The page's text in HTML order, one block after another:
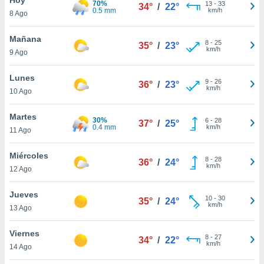
y
en
más
de
8 Ago
70%
0.5 mm
34° / 22° 13- 33
km/h
Mañana
9 Ago
35° / 23° 8- 25
km/h
Lunes
10 Ago
36° / 23° 9- 26
km/h
Martes
11 Ago
30%
0.4 mm
37° / 25° 6- 28
km/h
Miércoles
12 Ago
36° / 24° 8- 28
km/h
Jueves
13 Ago
35° / 24° 10- 30
km/h
Viernes
14 Ago
34° / 22° 8- 27
km/h